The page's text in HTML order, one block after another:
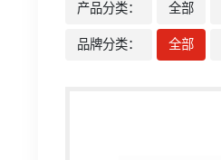
产品分类： 全部
品牌分类： 全部